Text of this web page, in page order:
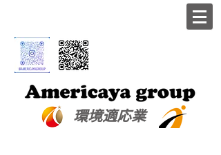
​環境適応業